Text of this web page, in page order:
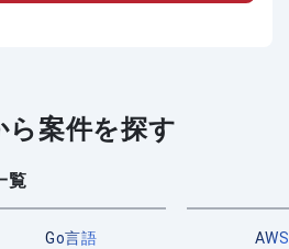
案件を探す
覧
Go言語
AWS